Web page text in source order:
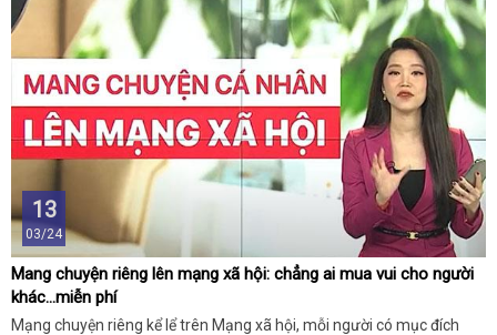
13
03/24
Mang chuyện riêng lên mạng xã hội: chẳng ai mua vui cho người
khác...miễn phí
Mạng chuyện riêng kể lể trên Mạng xã hội, mỗi người có mục đích